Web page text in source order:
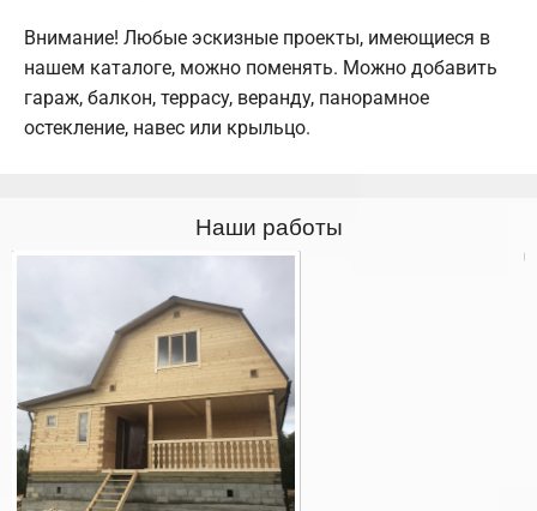
Внимание! Любые эскизные проекты, имеющиеся в
нашем каталоге, можно поменять. Можно добавить
гараж, балкон, террасу, веранду, панорамное
остекление, навес или крыльцо.
Наши работы